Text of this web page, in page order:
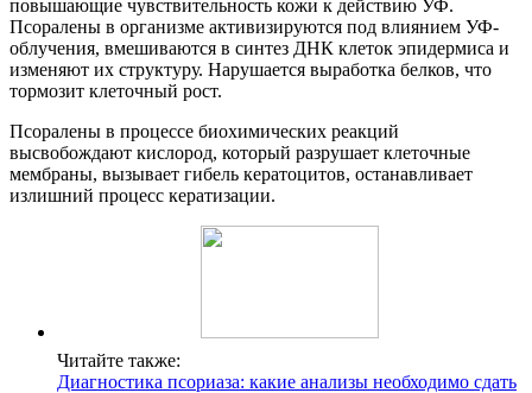
повышающие чувствительность кожи к действию УФ.
Псоралены в организме активизируются под влиянием УФ-
облучения, вмешиваются в синтез ДНК клеток эпидермиса и
изменяют их структуру. Нарушается выработка белков, что
тормозит клеточный рост.
Псоралены в процессе биохимических реакций
высвобождают кислород, который разрушает клеточные
мембраны, вызывает гибель кератоцитов, останавливает
излишний процесс кератизации.
Читайте также:
Диагностика псориаза: какие анализы необходимо сдать